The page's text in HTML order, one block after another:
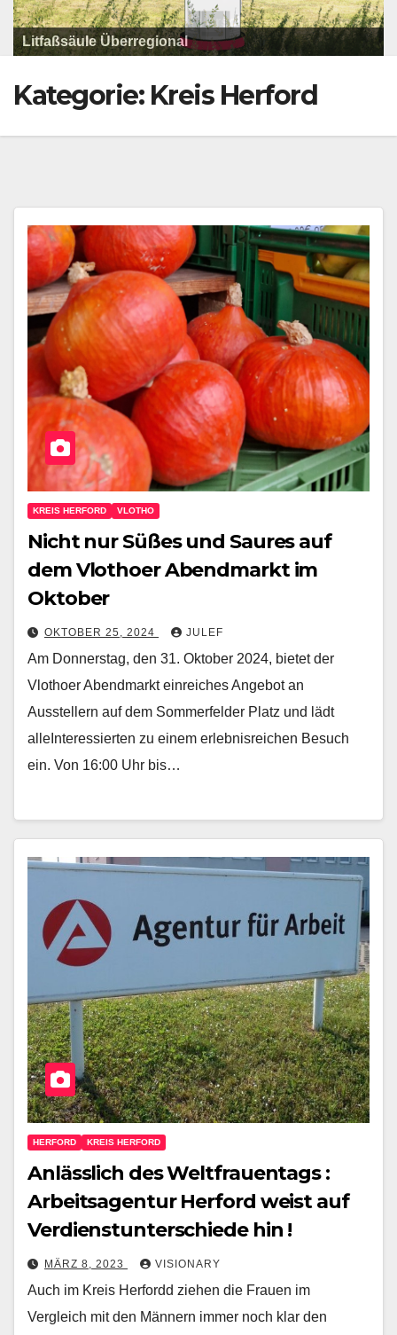
Programm der Komödie am Klosterplatz.
Litfaßsäule Überregional
Adiamo Porta Westfalica | Vorschau auf kommende
Veranstaltungen
Litfaßsäule Überregional
Tanzfest Bielefeld - 19. Juli bis 1. August 2026
Litfaßsäule Überregional
Kategorie: Kreis Herford
KREIS HERFORD VLOTHO
Nicht nur Süßes und Saures auf
dem Vlothoer Abendmarkt im
Oktober
OKTOBER 25, 2024 JULEF
Am Donnerstag, den 31. Oktober 2024, bietet der
Vlothoer Abendmarkt einreiches Angebot an
Ausstellern auf dem Sommerfelder Platz und lädt
alleInteressierten zu einem erlebnisreichen Besuch
ein. Von 16:00 Uhr bis…
HERFORD KREIS HERFORD
Anlässlich des Weltfrauentags :
Arbeitsagentur Herford weist auf
Verdienstunterschiede hin !
MÄRZ 8, 2023 VISIONARY
Auch im Kreis Herfordd ziehen die Frauen im
Vergleich mit den Männern immer noch klar den